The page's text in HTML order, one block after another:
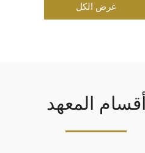
عرض الكل
أقسام المعهد